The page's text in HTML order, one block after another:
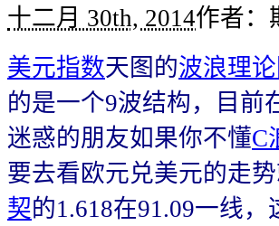
十二月 30th, 2014作者：
美元指数天图的波浪理
的是一个9波结构，目前
迷惑的朋友如果你不懂C
要去看欧元兑美元的走
契的1.618在91.09一线